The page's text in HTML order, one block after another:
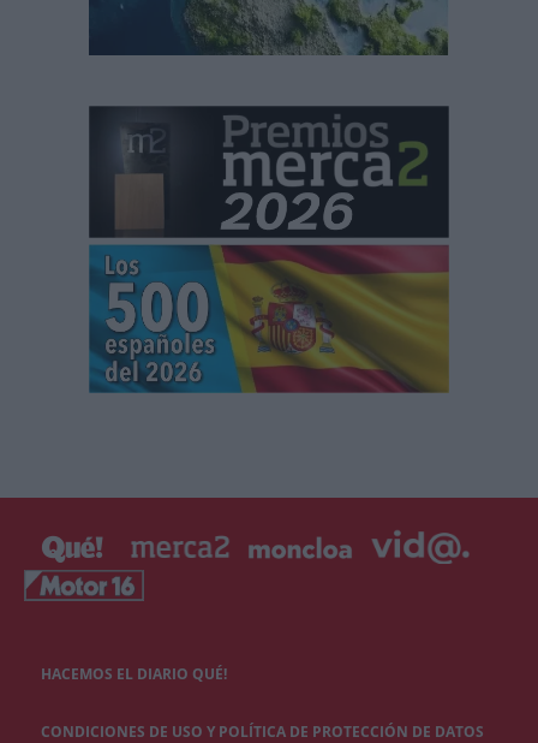
HACEMOS EL DIARIO QUÉ!
CONDICIONES DE USO Y POLÍTICA DE PROTECCIÓN DE DATOS